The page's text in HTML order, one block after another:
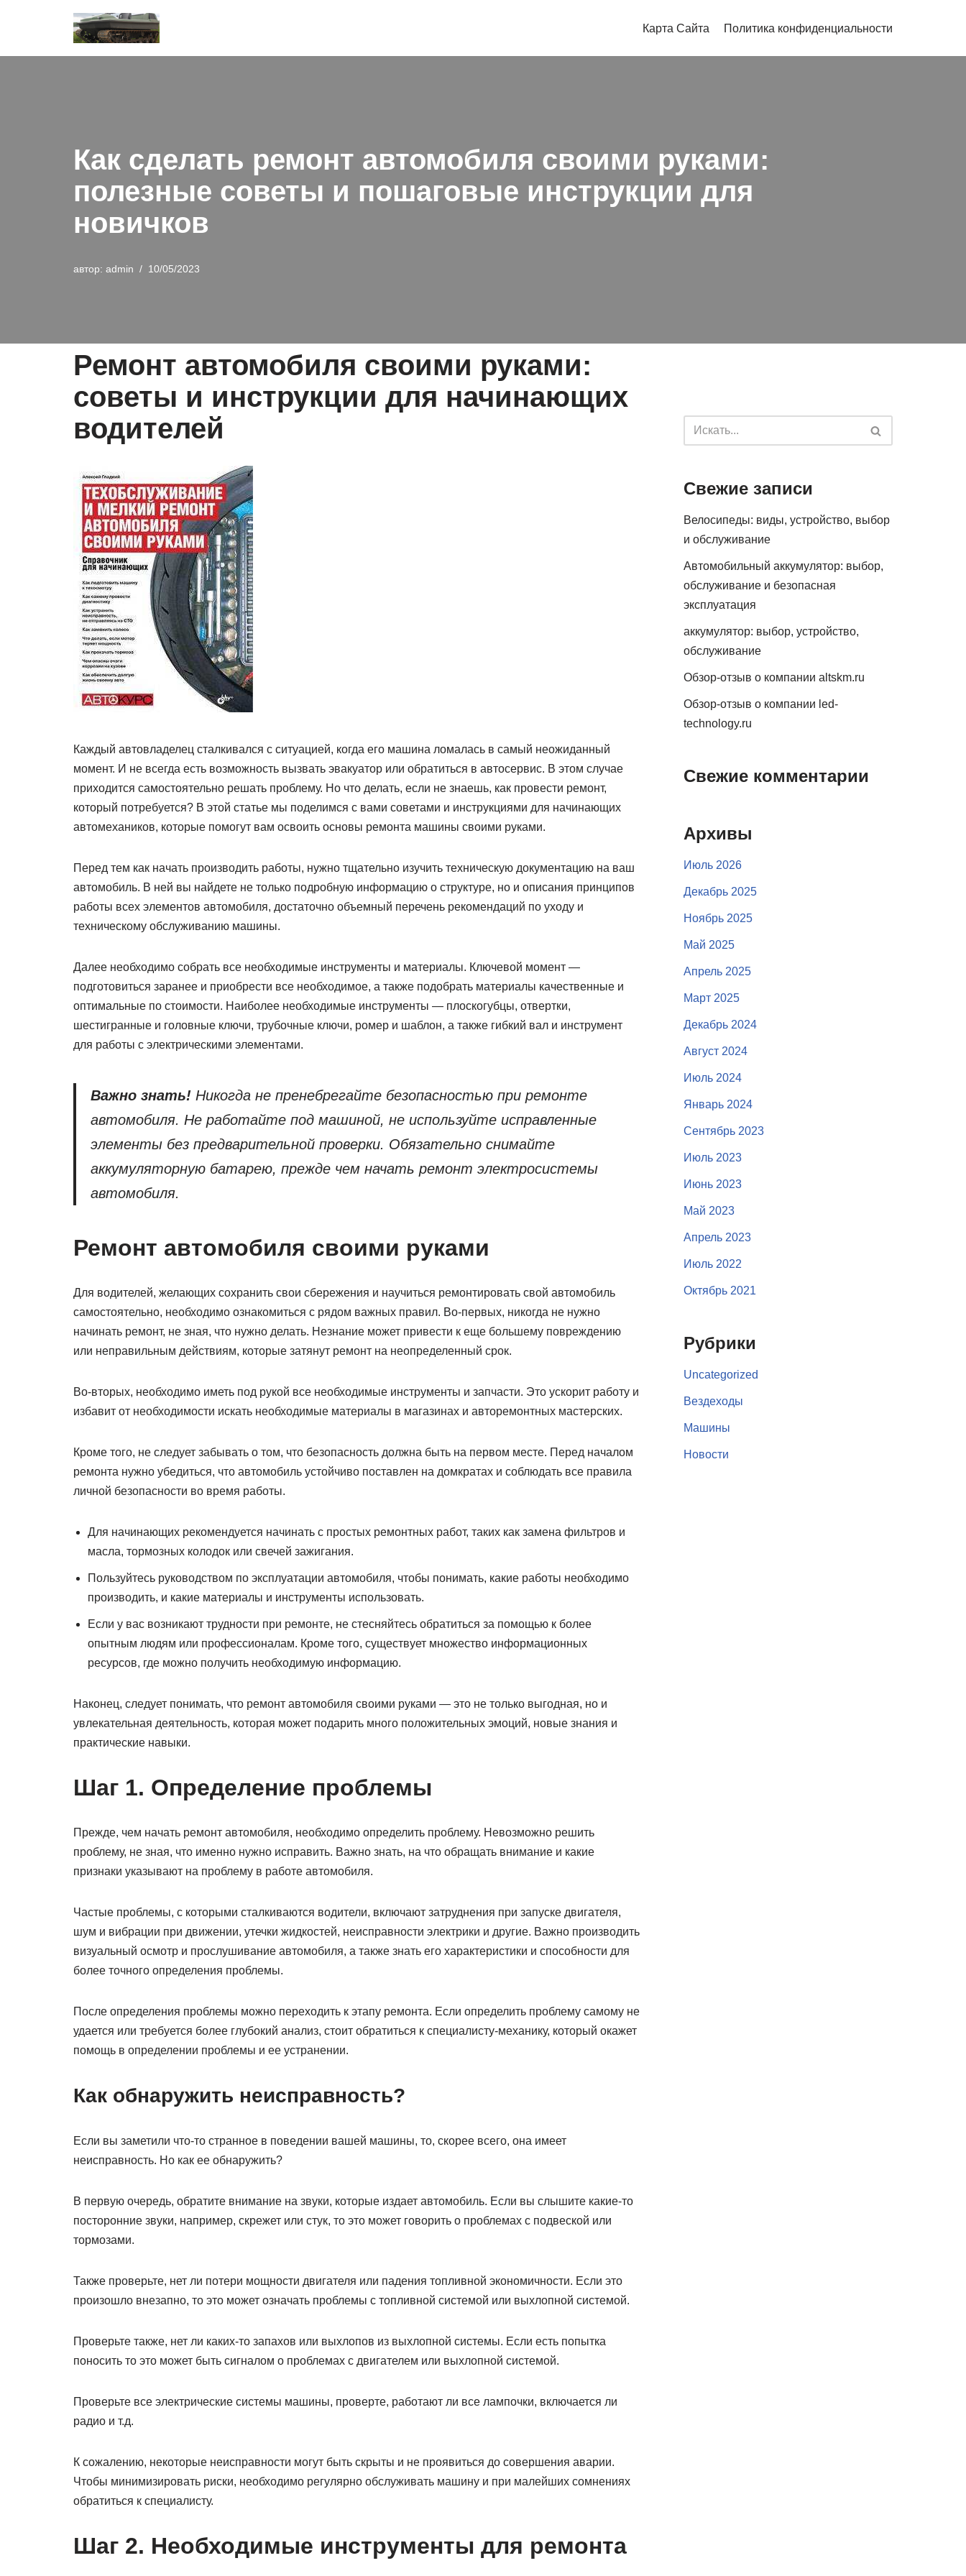
к
Карта Сайта Политика конфиденциальности
Как сделать ремонт автомобиля своими руками:
полезные советы и пошаговые инструкции для
новичков
автор: admin 10/05/2023
Ремонт автомобиля своими руками:
советы и инструкции для начинающих
водителей
Каждый автовладелец сталкивался с ситуацией, когда его машина ломалась в самый неожиданный
момент. И не всегда есть возможность вызвать эвакуатор или обратиться в автосервис. В этом случае
приходится самостоятельно решать проблему. Но что делать, если не знаешь, как провести ремонт,
который потребуется? В этой статье мы поделимся с вами советами и инструкциями для начинающих
автомехаников, которые помогут вам освоить основы ремонта машины своими руками.
Перед тем как начать производить работы, нужно тщательно изучить техническую документацию на ваш
автомобиль. В ней вы найдете не только подробную информацию о структуре, но и описания принципов
работы всех элементов автомобиля, достаточно объемный перечень рекомендаций по уходу и
техническому обслуживанию машины.
Далее необходимо собрать все необходимые инструменты и материалы. Ключевой момент —
подготовиться заранее и приобрести все необходимое, а также подобрать материалы качественные и
оптимальные по стоимости. Наиболее необходимые инструменты — плоскогубцы, отвертки,
шестигранные и головные ключи, трубочные ключи, ромер и шаблон, а также гибкий вал и инструмент
для работы с электрическими элементами.
Важно знать! Никогда не пренебрегайте безопасностью при ремонте
автомобиля. Не работайте под машиной, не используйте исправленные
элементы без предварительной проверки. Обязательно снимайте
аккумуляторную батарею, прежде чем начать ремонт электросистемы
автомобиля.
Ремонт автомобиля своими руками
Для водителей, желающих сохранить свои сбережения и научиться ремонтировать свой автомобиль
самостоятельно, необходимо ознакомиться с рядом важных правил. Во-первых, никогда не нужно
начинать ремонт, не зная, что нужно делать. Незнание может привести к еще большему повреждению
или неправильным действиям, которые затянут ремонт на неопределенный срок.
Во-вторых, необходимо иметь под рукой все необходимые инструменты и запчасти. Это ускорит работу и
избавит от необходимости искать необходимые материалы в магазинах и авторемонтных мастерских.
Кроме того, не следует забывать о том, что безопасность должна быть на первом месте. Перед началом
ремонта нужно убедиться, что автомобиль устойчиво поставлен на домкратах и соблюдать все правила
личной безопасности во время работы.
Для начинающих рекомендуется начинать с простых ремонтных работ, таких как замена фильтров и
масла, тормозных колодок или свечей зажигания.
Пользуйтесь руководством по эксплуатации автомобиля, чтобы понимать, какие работы необходимо
производить, и какие материалы и инструменты использовать.
Если у вас возникают трудности при ремонте, не стесняйтесь обратиться за помощью к более
опытным людям или профессионалам. Кроме того, существует множество информационных
ресурсов, где можно получить необходимую информацию.
Наконец, следует понимать, что ремонт автомобиля своими руками — это не только выгодная, но и
увлекательная деятельность, которая может подарить много положительных эмоций, новые знания и
практические навыки.
Шаг 1. Определение проблемы
Прежде, чем начать ремонт автомобиля, необходимо определить проблему. Невозможно решить
проблему, не зная, что именно нужно исправить. Важно знать, на что обращать внимание и какие
признаки указывают на проблему в работе автомобиля.
Частые проблемы, с которыми сталкиваются водители, включают затруднения при запуске двигателя,
шум и вибрации при движении, утечки жидкостей, неисправности электрики и другие. Важно производить
визуальный осмотр и прослушивание автомобиля, а также знать его характеристики и способности для
более точного определения проблемы.
После определения проблемы можно переходить к этапу ремонта. Если определить проблему самому не
удается или требуется более глубокий анализ, стоит обратиться к специалисту-механику, который окажет
помощь в определении проблемы и ее устранении.
Как обнаружить неисправность?
Если вы заметили что-то странное в поведении вашей машины, то, скорее всего, она имеет
неисправность. Но как ее обнаружить?
В первую очередь, обратите внимание на звуки, которые издает автомобиль. Если вы слышите какие-то
посторонние звуки, например, скрежет или стук, то это может говорить о проблемах с подвеской или
тормозами.
Также проверьте, нет ли потери мощности двигателя или падения топливной экономичности. Если это
произошло внезапно, то это может означать проблемы с топливной системой или выхлопной системой.
Проверьте также, нет ли каких-то запахов или выхлопов из выхлопной системы. Если есть попытка
поносить то это может быть сигналом о проблемах с двигателем или выхлопной системой.
Проверьте все электрические системы машины, проверте, работают ли все лампочки, включается ли
радио и т.д.
К сожалению, некоторые неисправности могут быть скрыты и не проявиться до совершения аварии.
Чтобы минимизировать риски, необходимо регулярно обслуживать машину и при малейших сомнениях
обратиться к специалисту.
Шаг 2. Необходимые инструменты для ремонта
Свежие записи
Велосипеды: виды, устройство, выбор
и обслуживание
Автомобильный аккумулятор: выбор,
обслуживание и безопасная
эксплуатация
аккумулятор: выбор, устройство,
обслуживание
Обзор-отзыв о компании altskm.ru
Обзор-отзыв о компании led-
technology.ru
Свежие комментарии
Архивы
Июль 2026
Декабрь 2025
Ноябрь 2025
Май 2025
Апрель 2025
Март 2025
Декабрь 2024
Август 2024
Июль 2024
Январь 2024
Сентябрь 2023
Июль 2023
Июнь 2023
Май 2023
Апрель 2023
Июль 2022
Октябрь 2021
Рубрики
Uncategorized
Вездеходы
Машины
Новости